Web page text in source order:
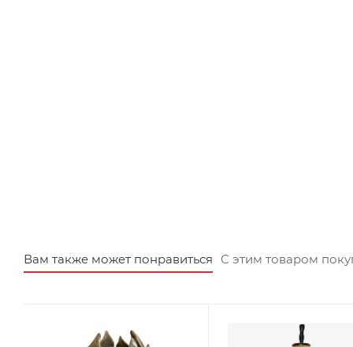
Вам также может понравиться С этим товаром